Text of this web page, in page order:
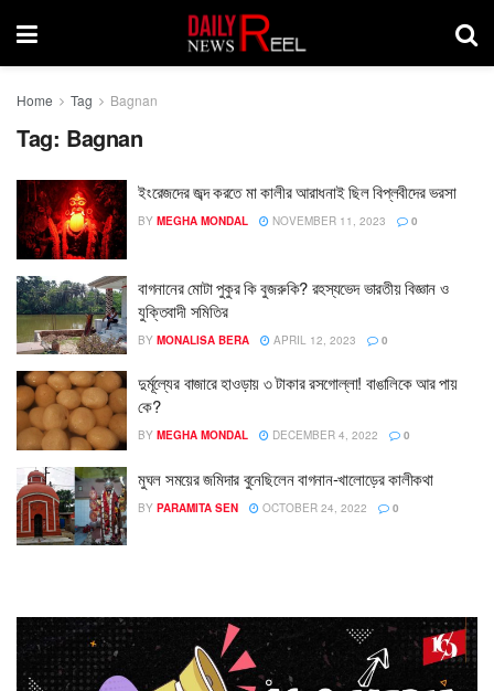
Home Tag Bagnan
Tag: Bagnan
ইংরেজদের জব্দ করতে মা কালীর আরাধনাই ছিল বিপ্লবীদের ভরসা
BY MEGHA MONDAL NOVEMBER 11, 2023 0
বাগনানের মোটা পুকুর কি বুজরুকি? রহস্যভেদ ভারতীয় বিজ্ঞান ও
যুক্তিবাদী সমিতির
BY MONALISA BERA APRIL 12, 2023 0
দুর্মূল্যের বাজারে হাওড়ায় ৩ টাকার রসগোল্লা! বাঙালিকে আর পায়
কে?
BY MEGHA MONDAL DECEMBER 4, 2022 0
মুঘল সময়ের জমিদার বুনেছিলেন বাগনান-খালোড়ের কালীকথা
BY PARAMITA SEN OCTOBER 24, 2022 0